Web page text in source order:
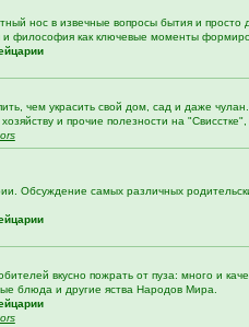
нос в извечные вопросы бытия и просто
и философия как ключевые моменты
чем украсить свой дом, сад и даже
и прочие полезности на "Свисстке",
Обсуждение самых различных
вкусно пожрать от пуза: много и
блюда и другие яства Народов Мира.